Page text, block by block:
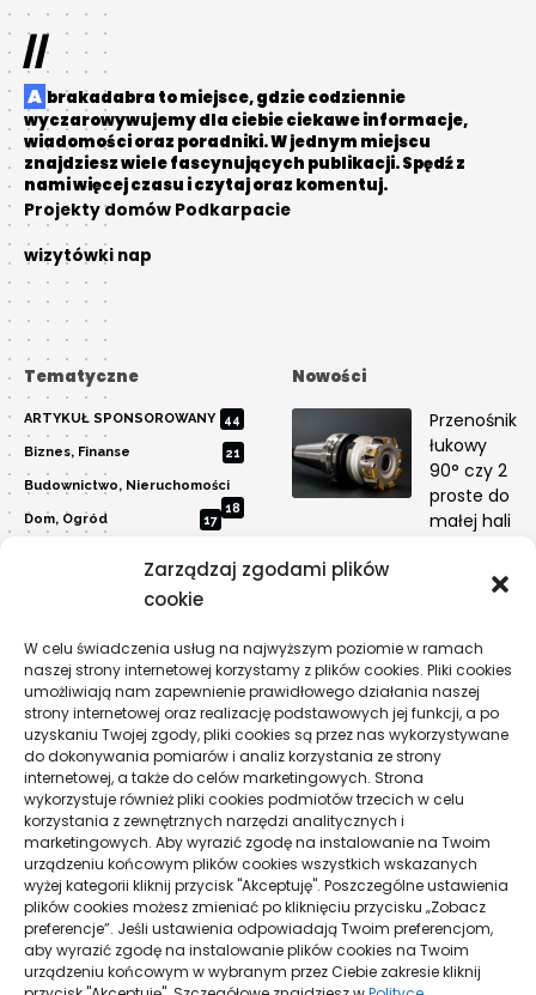
Zarządzaj zgodami plików
cookie
W celu świadczenia usług na najwyższym poziomie w ramach
naszej strony internetowej korzystamy z plików cookies. Pliki cookies
umożliwiają nam zapewnienie prawidłowego działania naszej
strony internetowej oraz realizację podstawowych jej funkcji, a po
uzyskaniu Twojej zgody, pliki cookies są przez nas wykorzystywane
do dokonywania pomiarów i analiz korzystania ze strony
internetowej, a także do celów marketingowych. Strona
wykorzystuje również pliki cookies podmiotów trzecich w celu
korzystania z zewnętrznych narzędzi analitycznych i
marketingowych. Aby wyrazić zgodę na instalowanie na Twoim
urządzeniu końcowym plików cookies wszystkich wskazanych
wyżej kategorii kliknij przycisk "Akceptuję". Poszczególne ustawienia
plików cookies możesz zmieniać po kliknięciu przycisku „Zobacz
preferencje”. Jeśli ustawienia odpowiadają Twoim preferencjom,
aby wyrazić zgodę na instalowanie plików cookies na Twoim
urządzeniu końcowym w wybranym przez Ciebie zakresie kliknij
//
Abrakadabra to miejsce, gdzie codziennie
wyczarowywujemy dla ciebie ciekawe informacje,
wiadomości oraz poradniki. W jednym miejscu
znajdziesz wiele fascynujących publikacji. Spędź z
nami więcej czasu i czytaj oraz komentuj.
Projekty domów Podkarpacie
wizytówki nap
Tematyczne
ARTYKUŁ SPONSOROWANY 44
Biznes, Finanse 21
Budownictwo, Nieruchomości
18
Dom, Ogród 17
Motoryzacja 6
Przemysł 1
Sport, Turystyka 7
Technologie 19
Usługi 15
Zdrowie 11
Nowości
Przenośnik
łukowy
90° czy 2
proste do
małej hali
Dlaczego
kosztuje
przyczyny
TECHNOLOGIE
Pogoda
°C